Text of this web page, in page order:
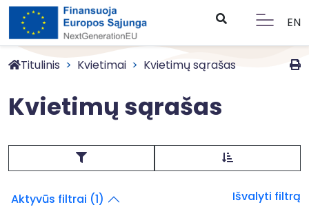
EN
Titulinis Kvietimai Kvietimų sąrašas
Kvietimų sąrašas
Aktyvūs filtrai (1) Išvalyti filtrą